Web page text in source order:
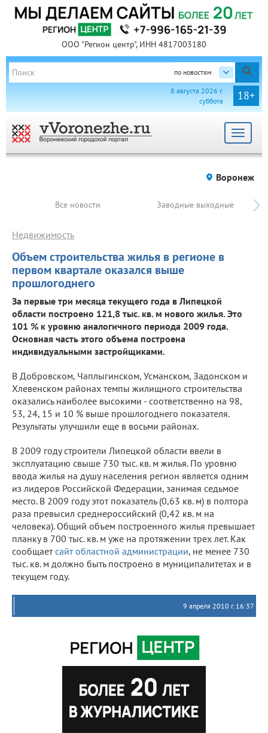
ООО "Регион центр", ИНН 4817003180
по новостям
18+
8 августа 2026 г.
суббота
Toggle
Воронеж
Все новости Заводные выходные
Объем строительства жилья в регионе в
первом квартале оказался выше
прошлогоднего
Недвижимость
За первые три месяца текущего года в Липецкой
области построено 121,8 тыс. кв. м нового жилья. Это
101 % к уровню аналогичного периода 2009 года.
Основная часть этого объема построена
индивидуальными застройщиками.
В Добровском, Чаплыгинском, Усманском, Задонском и
Хлевенском районах темпы жилищного строительства
оказались наиболее высокими - соответственно на 98,
53, 24, 15 и 10 % выше прошлогоднего показателя.
Результаты улучшили еще в восьми районах.
В 2009 году строители Липецкой области ввели в
эксплуатацию свыше 730 тыс. кв. м жилья. По уровню
ввода жилья на душу населения регион является одним
из лидеров Российской Федерации, занимая седьмое
место. В 2009 году этот показатель (0,63 кв. м) в полтора
раза превысил среднероссийский (0,42 кв. м на
человека). Общий объем построенного жилья превышает
планку в 700 тыс. кв. м уже на протяжении трех лет. Как
сообщаетсайт областной администрации, не менее 730
тыс. кв. м должно быть построено в муниципалитетах и в
текущем году.
9 апреля 2010 г. 16:37